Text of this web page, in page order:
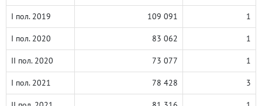
I пол. 2019 109 091 1
I пол. 2020 83 062 1
II пол. 2020 73 077 1
I пол. 2021 78 428 3